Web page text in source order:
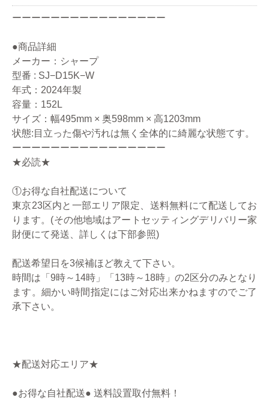
ーーーーーーーーーーーーーーーー
●商品詳細
メーカー：シャープ
型番 : SJ−D15K−W
年式：2024年製
容量：152L
サイズ：幅495mm × 奥598mm × 高1203mm
状態:目立った傷や汚れは無く全体的に綺麗な状態てす。
ーーーーーーーーーーーーーーーー
★必読★
①お得な自社配送について
東京23区内と一部エリア限定、送料無料にて配送してお
ります。(その他地域はアートセッティングデリバリー家
財便にて発送、詳しくは下部参照)
配送希望日を3候補ほど教えて下さい。
時間は「9時～14時」「13時～18時」の2区分のみとなり
ます。細かい時間指定にはご対応出来かねますのでご了
承下さい。
★配送対応エリア★
●お得な自社配送● 送料設置取付無料！